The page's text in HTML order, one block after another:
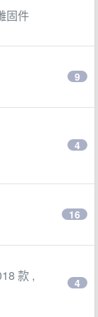
固件
9
4
16
款 ,
4